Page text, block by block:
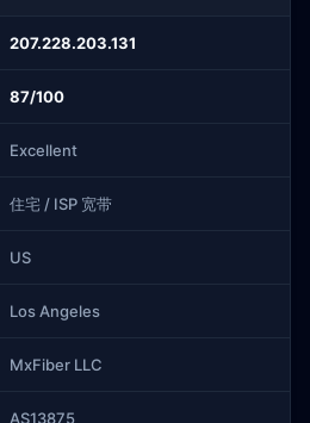
207.228.203.131
87/100
Excellent
住宅 / ISP 宽带
US
Los Angeles
MxFiber LLC
AS13875